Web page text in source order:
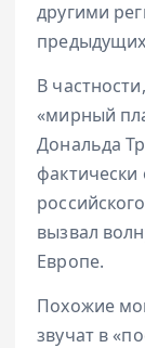
другими
В
«мирный
Дональда
вызвал
Европе.
Похожие
звучат в